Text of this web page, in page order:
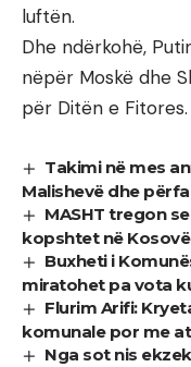
luftën.
Dhe ndërkohë,
nëpër Moskë dhe
për Ditën e Fitores.
Takimi në mes
Malishevë dhe
MASHT tregon
kopshtet në Kosovë
Buxheti i
miratohet pa vota
Flurim Arifi:
komunale por me
Nga sot nis